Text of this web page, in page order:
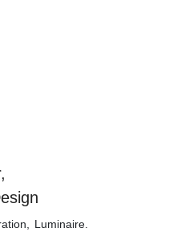
Luminaire.